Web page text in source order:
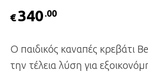
€340 .00
Ο παιδικός καναπές κρεβάτι
την τέλεια λύση για